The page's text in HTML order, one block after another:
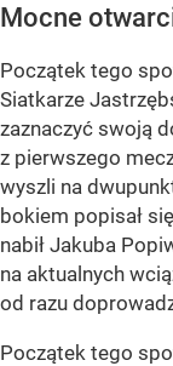
Mocne
Początek tego
Siatkarze
zaznaczyć swoją
z pierwszego
wyszli na
bokiem popisał
nabił Jakuba
na aktualnych
od razu
Początek tego